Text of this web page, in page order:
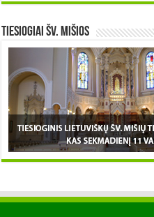
TIESIOGIAI šv. MIŠIOS